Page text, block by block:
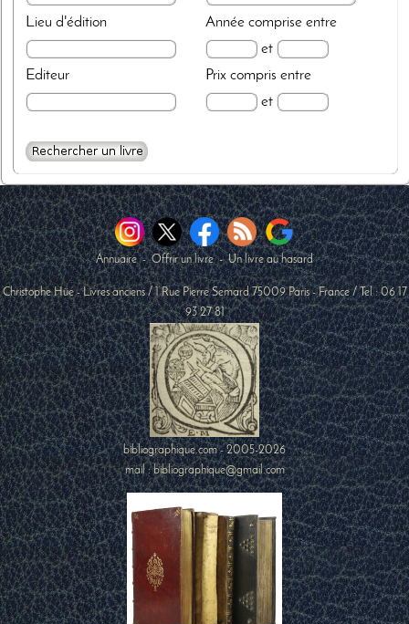
Lieu d'édition
Editeur
Annéecomprise entre
et
Prixcompris entre
et
Annuaire-Offrir un livre-Un livre au hasard
Christophe Hüe - Livres anciens /1 Rue Pierre Semard 75009 Paris-France / Tel :06 17
93 27 81
bibliographique.com - 2005-2026
mail : bibliographique@gmail.com